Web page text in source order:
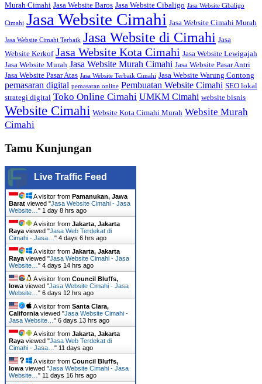
Murah Cimahi Jasa Website Baros Jasa Website Cibaligo Jasa Website Cibaligo
Cimahi Jasa Website Cimahi Jasa Website Cimahi Murah
Jasa Website Cimahi Terbaik Jasa Website di Cimahi Jasa
Website Kerkof Jasa Website Kota Cimahi Jasa Website Lewigajah
Jasa Website Murah Jasa Website Murah Cimahi Jasa Website Pasar Antri
Jasa Website Pasar Atas Jasa Website Terbaik Cimahi Jasa Website Warung Contong
pemasaran digital pemasaran online Pembuatan Website Cimahi SEO lokal
strategi digital Toko Online Cimahi UMKM Cimahi website bisnis
Website Cimahi Website Kota Cimahi Murah Website Murah
Cimahi
Tamu Kunjungan
Live Traffic Feed
A visitor from Pamanukan, Jawa
Barat viewed "Jasa Website Cimahi - Jasa
Website… " 1 day 8 hrs ago
A visitor from Jakarta, Jakarta
Raya viewed "Jasa Web Terdekat di
Cimahi - Jasa… " 4 days 6 hrs ago
A visitor from Jakarta, Jakarta
Raya viewed "Jasa Website Cimahi - Jasa
Website… " 4 days 14 hrs ago
A visitor from Council Bluffs,
Iowa viewed "Jasa Website Cimahi - Jasa
Website… " 6 days 12 hrs ago
A visitor from Santa Clara,
California viewed "Jasa Website Cimahi -
Jasa Website… " 6 days 13 hrs ago
A visitor from Jakarta, Jakarta
Raya viewed "Jasa Web Terdekat di
Cimahi - Jasa… " 11 days ago
A visitor from Council Bluffs,
Iowa viewed "Jasa Website Cimahi - Jasa
Website… " 11 days 16 hrs ago